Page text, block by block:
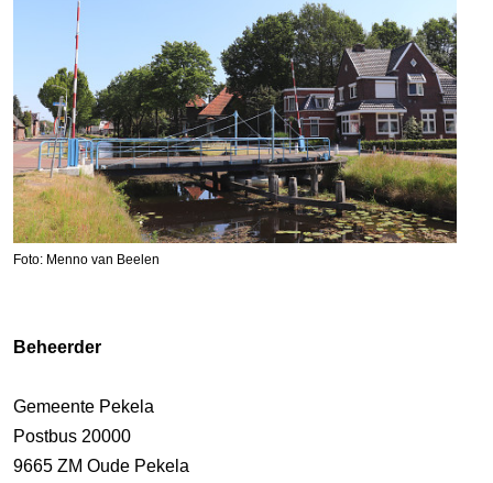
Foto: Menno van Beelen
Beheerder
Gemeente Pekela
Postbus 20000
9665 ZM Oude Pekela